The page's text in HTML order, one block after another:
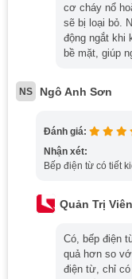
Nhiều người
từ do thiết kế bên
dòng sản phẩm
Bếp điện từ là
bằng công nghệ
vào đáy nồi nên
nhiệt tốt hơn.
Về trải nghiệm sử
Bếp điện từ linh
vùng hồng ngoại
cơ cháy nổ
sẽ bị loại bỏ.
động ngắt khi
bề mặt, giúp
NS Ngô Anh Sơn
Đánh giá:
Nhận xét:
Bếp điện từ có tiết
Quản Trị Viên
Có, bếp điện
quả hơn so
điện từ, chỉ